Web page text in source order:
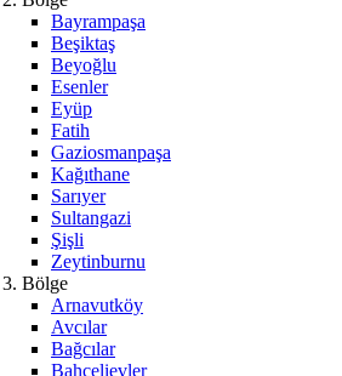
Bayrampaşa
Beşiktaş
Beyoğlu
Esenler
Eyüp
Fatih
Gaziosmanpaşa
Kağıthane
Sarıyer
Sultangazi
Şişli
Zeytinburnu
3. Bölge
Arnavutköy
Avcılar
Bağcılar
Bahçelievler